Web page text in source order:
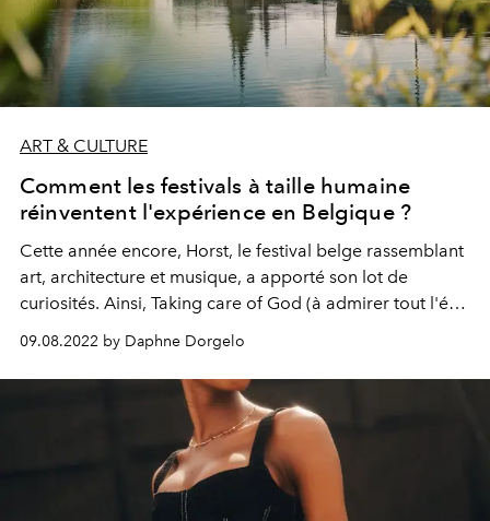
ART & CULTURE
Comment les festivals à taille humaine
réinventent l'expérience en Belgique ?
Cette année encore, Horst, le festival belge rassemblant
art, architecture et musique, a apporté son lot de
curiosités. Ainsi, Taking care of God (à admirer tout l'été)
Abdelkhalek est une performance hybride qui explore
les intersections entre la musique d'église et la scène
09.08.2022 by Daphne Dorgelo